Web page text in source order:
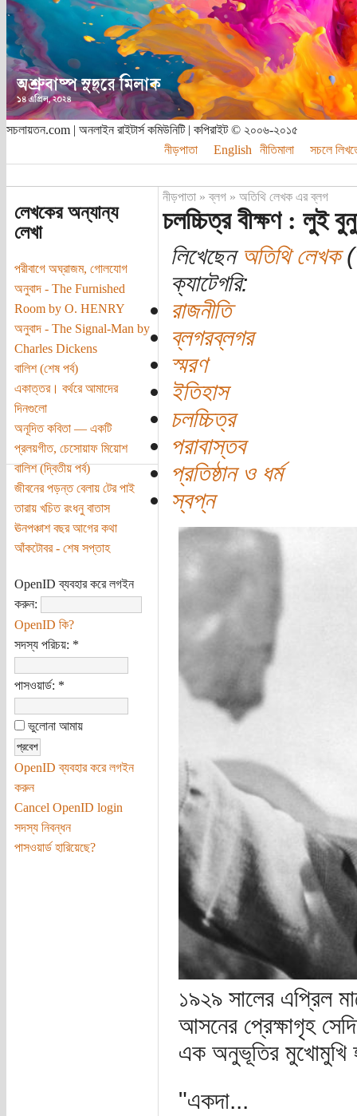
সচলায়তন.com | অনলাইন রাইটার্স কমিউনিটি | কপিরাইট © ২০০৬-২০১৫
নীড়পাতা
English নীতিমালা সচলে
লেখকের অন্যান্য
লেখা
পরীবাগে অঘ্রাজম, গোলযোগ
অনুবাদ - The Furnished
Room by O. HENRY
অনুবাদ - The Signal-Man by
Charles Dickens
বালিশ (শেষ পর্ব)
একাত্তর। বর্থরে আমাদের
দিনগুলো
অনূদিত কবিতা — একটি
প্রলয়গীত, চেসোয়াফ মিয়োশ
বালিশ (দ্বিতীয় পর্ব)
জীবনের পড়ন্ত বেলায় টের পাই
তারায় খচিত রংধনু বাতাস
ঊনপঞ্চাশ বছর আগের কথা
আঁকটোবর - শেষ সপ্তাহ
OpenID ব্যবহার করে লগইন
করুন:
OpenID কি?
সদস্য পরিচয়: *
পাসওয়ার্ড: *
ভুলোনা আমায়
OpenID ব্যবহার করে লগইন
করুন
Cancel OpenID login
সদস্য নিবন্ধন
পাসওয়ার্ড হারিয়েছে?
নীড়পাতা»ব্লগ» অতিথি লেখক এর ব্লগ
চলচ্চিত্র বীক্ষণ : লুই
লিখেছেন অতিথি লেখক
ক্যাটেগরি:
রাজনীতি
ব্লগরব্লগর
স্মরণ
ইতিহাস
চলচ্চিত্র
পরাবাস্তব
প্রতিষ্ঠান ও ধ‍র্ম
স্বপ্ন
১৯২৯ সালের এপ্রিল
আসনের প্রেক্ষাগৃহ
এক অনুভূতির মুখোমুখি
"একদা...